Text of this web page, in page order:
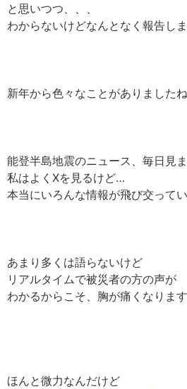
と思いつつ、、、
わからないけどなんとなく報告し
新年から色々なことがありましたね
能登半島地震のニュース、毎日見
私はよくXを見るけど…
本当にいろんな情報が飛び交ってい
あまり多くは語らないけど
リアルタイムで被災者の方の声が
わかるからこそ、胸が痛くなります
ほんと微力なんだけど